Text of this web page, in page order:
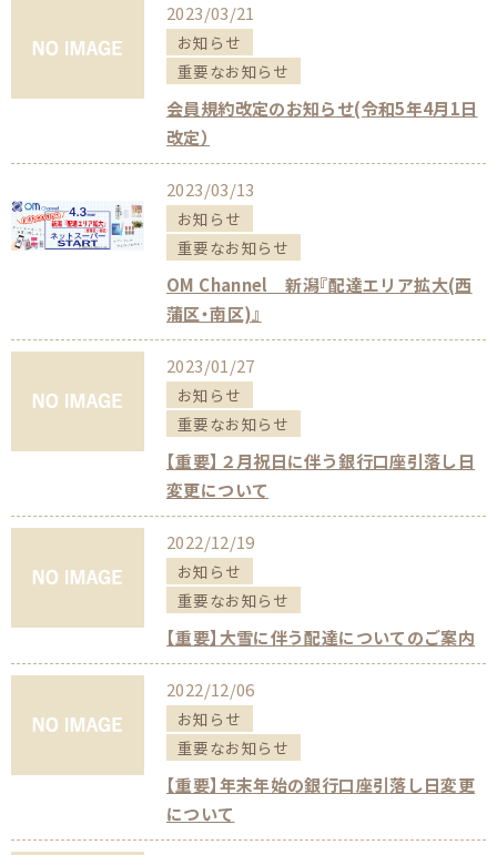
2023/03/21
お知らせ
重要なお知らせ
会員規約改定のお知らせ(令和5年4月1日
改定）
2023/03/13
お知らせ
重要なお知らせ
OM Channel 新潟『配達エリア拡大(西
蒲区・南区)』
2023/01/27
お知らせ
重要なお知らせ
【重要】２月祝日に伴う銀行口座引落し日
変更について
2022/12/19
お知らせ
重要なお知らせ
【重要】大雪に伴う配達についてのご案内
2022/12/06
お知らせ
重要なお知らせ
【重要】年末年始の銀行口座引落し日変更
について